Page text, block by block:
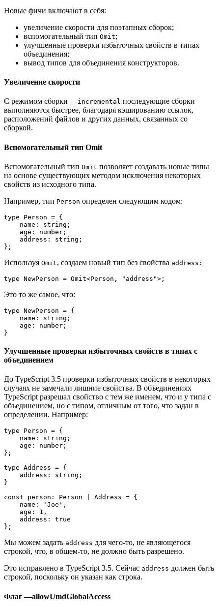
Новые фичи включают в себя:
увеличение скорости для поэтапных сборок;
вспомогательный тип Omit;
улучшенные проверки избыточных свойств в типах
объединения;
вывод типов для объединения конструкторов.
Увеличение скорости
С режимом сборки --incremental последующие сборки
выполняются быстрее, благодаря кэшированию ссылок,
расположений файлов и других данных, связанных со
сборкой.
Вспомогательный тип Omit
Вспомогательный тип Omit позволяет создавать новые типы
на основе существующих методом исключения некоторых
свойств из исходного типа.
Например, тип Person определен следующим кодом:
type Person = {
};
Используя Omit, создаем новый тип без свойства address:
type NewPerson = Omit<Person, "address">;
Это то же самое, что:
type NewPerson = {
}
Улучшенные проверки избыточных свойств в типах c
объединением
До TypeScript 3.5 проверки избыточных свойств в некоторых
случаях не замечали лишние свойства. В объединениях
TypeScript разрешал свойство с тем же именем, что и у типа с
объединением, но с типом, отличным от того, что задан в
определении. Например:
type Person = {
};
type Address = {
}
const person: Person | Address = {
};
Мы можем задать address для чего-то, не являющегося
строкой, что, в общем-то, не должно быть разрешено.
Это исправлено в TypeScript 3.5. Сейчас address должен быть
строкой, поскольку он указан как строка.
Флаг —allowUmdGlobalAccess